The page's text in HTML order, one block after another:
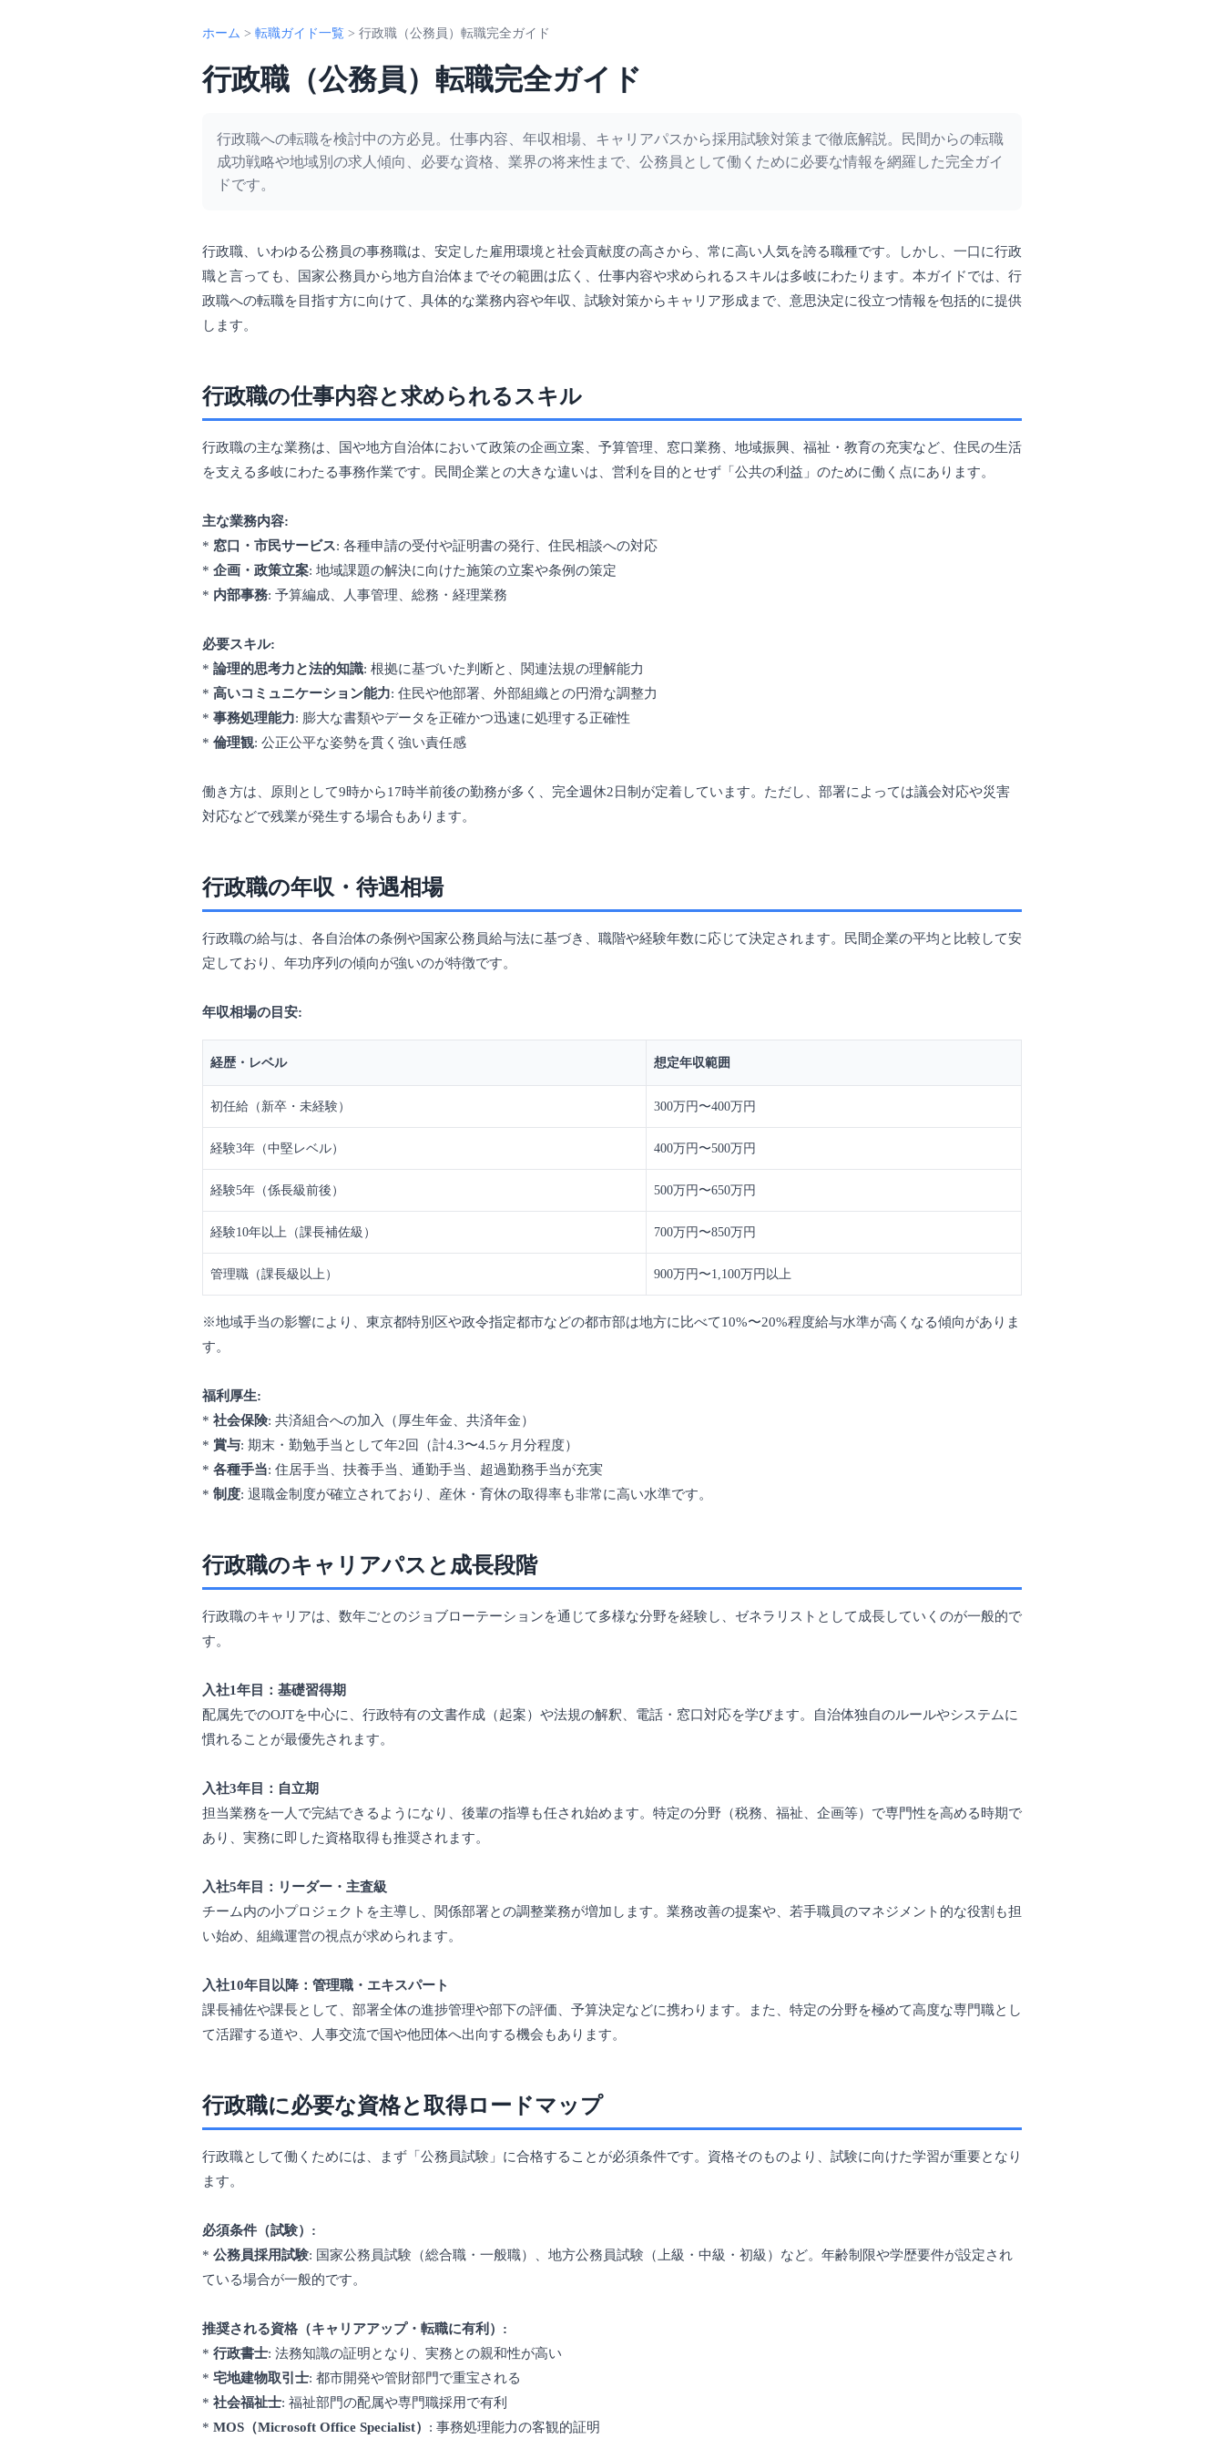
ホーム > 転職ガイド一覧 > 行政職（公務員）転職完全ガイド
行政職（公務員）転職完全ガイド
行政職への転職を検討中の方必見。仕事内容、年収相場、キャリアパスから採用試験対策まで徹底解説。民間からの転職
成功戦略や地域別の求人傾向、必要な資格、業界の将来性まで、公務員として働くために必要な情報を網羅した完全ガイ
ドです。
行政職、いわゆる公務員の事務職は、安定した雇用環境と社会貢献度の高さから、常に高い人気を誇る職種です。しかし、一口に行政
職と言っても、国家公務員から地方自治体までその範囲は広く、仕事内容や求められるスキルは多岐にわたります。本ガイドでは、行
政職への転職を目指す方に向けて、具体的な業務内容や年収、試験対策からキャリア形成まで、意思決定に役立つ情報を包括的に提供
します。
行政職の仕事内容と求められるスキル
行政職の主な業務は、国や地方自治体において政策の企画立案、予算管理、窓口業務、地域振興、福祉・教育の充実など、住民の生活
を支える多岐にわたる事務作業です。民間企業との大きな違いは、営利を目的とせず「公共の利益」のために働く点にあります。
主な業務内容:
* 窓口・市民サービス: 各種申請の受付や証明書の発行、住民相談への対応
* 企画・政策立案: 地域課題の解決に向けた施策の立案や条例の策定
* 内部事務: 予算編成、人事管理、総務・経理業務
必要スキル:
* 論理的思考力と法的知識: 根拠に基づいた判断と、関連法規の理解能力
* 高いコミュニケーション能力: 住民や他部署、外部組織との円滑な調整力
* 事務処理能力: 膨大な書類やデータを正確かつ迅速に処理する正確性
* 倫理観: 公正公平な姿勢を貫く強い責任感
働き方は、原則として9時から17時半前後の勤務が多く、完全週休2日制が定着しています。ただし、部署によっては議会対応や災害
対応などで残業が発生する場合もあります。
行政職の年収・待遇相場
行政職の給与は、各自治体の条例や国家公務員給与法に基づき、職階や経験年数に応じて決定されます。民間企業の平均と比較して安
定しており、年功序列の傾向が強いのが特徴です。
年収相場の目安:
経歴・レベル 想定年収範囲
初任給（新卒・未経験） 300万円〜400万円
経験3年（中堅レベル） 400万円〜500万円
経験5年（係長級前後） 500万円〜650万円
経験10年以上（課長補佐級） 700万円〜850万円
管理職（課長級以上） 900万円〜1,100万円以上
※地域手当の影響により、東京都特別区や政令指定都市などの都市部は地方に比べて10%〜20%程度給与水準が高くなる傾向がありま
す。
福利厚生:
* 社会保険: 共済組合への加入（厚生年金、共済年金）
* 賞与: 期末・勤勉手当として年2回（計4.3〜4.5ヶ月分程度）
* 各種手当: 住居手当、扶養手当、通勤手当、超過勤務手当が充実
* 制度: 退職金制度が確立されており、産休・育休の取得率も非常に高い水準です。
行政職のキャリアパスと成長段階
行政職のキャリアは、数年ごとのジョブローテーションを通じて多様な分野を経験し、ゼネラリストとして成長していくのが一般的で
す。
入社1年目：基礎習得期
配属先でのOJTを中心に、行政特有の文書作成（起案）や法規の解釈、電話・窓口対応を学びます。自治体独自のルールやシステムに
慣れることが最優先されます。
入社3年目：自立期
担当業務を一人で完結できるようになり、後輩の指導も任され始めます。特定の分野（税務、福祉、企画等）で専門性を高める時期で
あり、実務に即した資格取得も推奨されます。
入社5年目：リーダー・主査級
チーム内の小プロジェクトを主導し、関係部署との調整業務が増加します。業務改善の提案や、若手職員のマネジメント的な役割も担
い始め、組織運営の視点が求められます。
入社10年目以降：管理職・エキスパート
課長補佐や課長として、部署全体の進捗管理や部下の評価、予算決定などに携わります。また、特定の分野を極めて高度な専門職とし
て活躍する道や、人事交流で国や他団体へ出向する機会もあります。
行政職に必要な資格と取得ロードマップ
行政職として働くためには、まず「公務員試験」に合格することが必須条件です。資格そのものより、試験に向けた学習が重要となり
ます。
必須条件（試験）:
* 公務員採用試験: 国家公務員試験（総合職・一般職）、地方公務員試験（上級・中級・初級）など。年齢制限や学歴要件が設定され
ている場合が一般的です。
推奨される資格（キャリアアップ・転職に有利）:
* 行政書士: 法務知識の証明となり、実務との親和性が高い
* 宅地建物取引士: 都市開発や管財部門で重宝される
* 社会福祉士: 福祉部門の配属や専門職採用で有利
* MOS（Microsoft Office Specialist） : 事務処理能力の客観的証明